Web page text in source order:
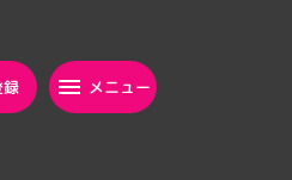
録 メニュー